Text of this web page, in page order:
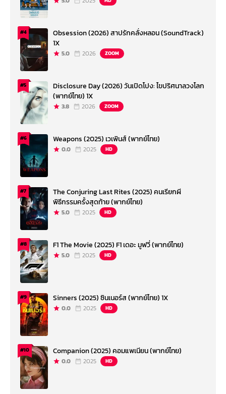
#4
Obsession (2026) สาปรักคลั่งหลอน (SoundTrack)
1X
5.0 2026 ZOOM
#5
Disclosure Day (2026) วันเปิดโปง: ไขปริศนาลวงโลก
(พากย์ไทย) 1X
3.8 2026 ZOOM
#6 Weapons (2025) เวเพินส์ (พากย์ไทย)
0.0 2025 HD
#7
The Conjuring Last Rites (2025) คนเรียกผี
พิธีกรรมครั้งสุดท้าย (พากย์ไทย)
5.0 2025 HD
#8 F1 The Movie (2025) F1 เดอะ มูฟวี่ (พากย์ไทย)
5.0 2025 HD
#9 Sinners (2025) ซินเนอร์ส (พากย์ไทย) 1X
0.0 2025 HD
#10 Companion (2025) คอมแพเนียน (พากย์ไทย)
0.0 2025 HD